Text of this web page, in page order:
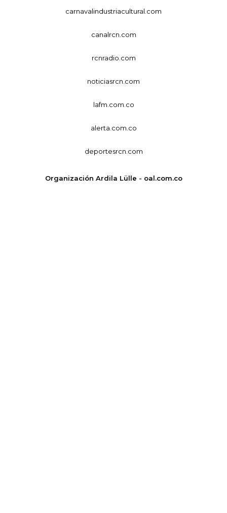
carnavalindustriacultural.com
canalrcn.com
rcnradio.com
noticiasrcn.com
lafm.com.co
alerta.com.co
deportesrcn.com
Organización Ardila Lülle - oal.com.co